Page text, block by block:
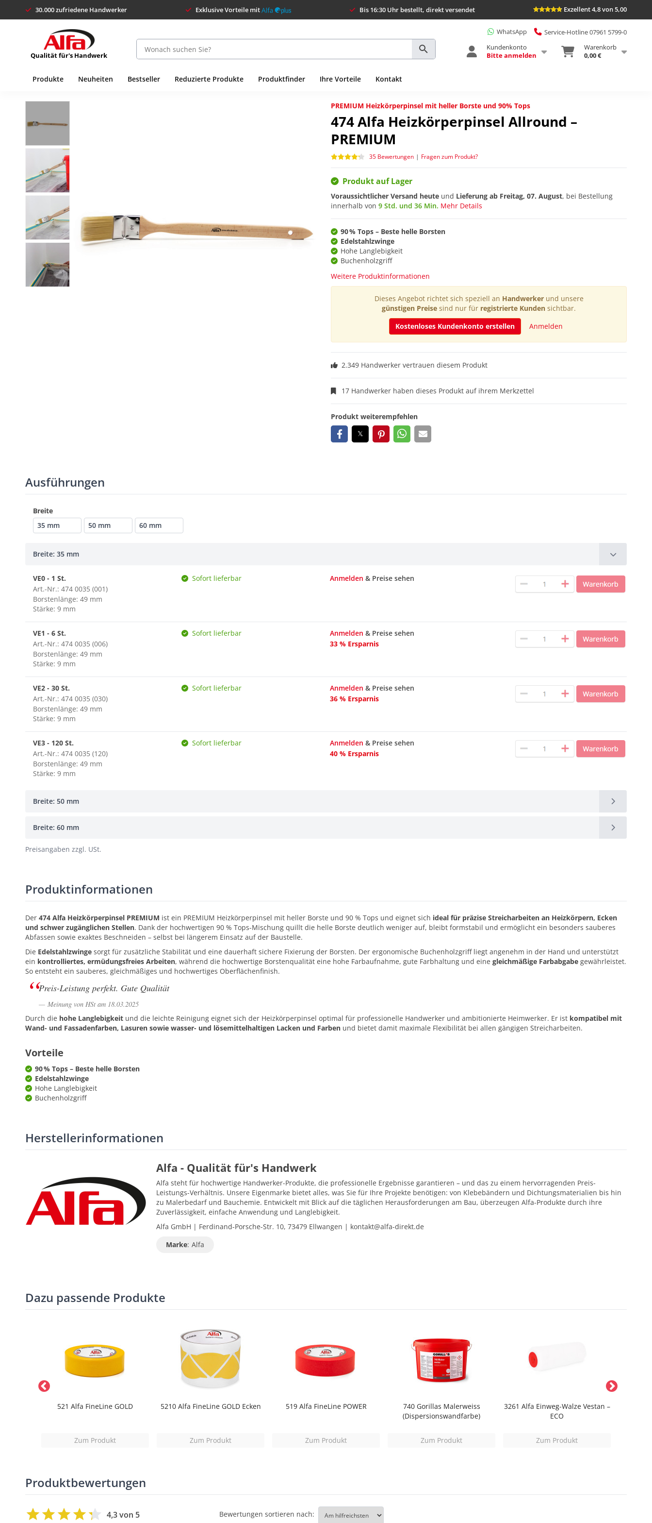
30.000 zufriedene Handwerker Exklusive Vorteile mit Bis 16:30 Uhr bestellt, direkt versendet Exzellent 4,8 von 5,00
Qualität für's Handwerk
WhatsApp
Service-Hotline 07961 5799-0
Kundenkonto
Bitte anmelden
Warenkorb
0,00 €
Produkte Neuheiten Bestseller Reduzierte Produkte Produktfinder Ihre Vorteile Kontakt
PREMIUM Heizkörperpinsel mit heller Borste und 90% Tops
474Alfa Heizkörperpinsel Allround –
PREMIUM
35 Bewertungen | Fragen zum Produkt?
Produkt auf Lager
Voraussichtlicher Versand heute und Lieferung ab Freitag, 07. August, bei Bestellung
innerhalb von 9 Std. und 36 Min. Mehr Details
90 % Tops – Beste helle Borsten
Edelstahlzwinge
Hohe Langlebigkeit
Buchenholzgriff
Weitere Produktinformationen
Dieses Angebot richtet sich speziell an Handwerkerund unsere
günstigen Preise sind nur für registrierte Kunden sichtbar.
Kostenloses Kundenkonto erstellen
Anmelden
2.349 Handwerker vertrauen diesem Produkt
17 Handwerker haben dieses Produkt auf ihrem Merkzettel
Produkt weiterempfehlen
Ausführungen
Breite
35 mm
50 mm 60 mm
Breite: 35 mm
VE0 - 1 St.
Art.-Nr.: 474 0035 (001)
Borstenlänge: 49 mm
Stärke: 9 mm
Sofort lieferbar Anmelden & Preise sehen
VE1 - 6 St.
Art.-Nr.: 474 0035 (006)
Borstenlänge: 49 mm
Stärke: 9 mm
Sofort lieferbar Anmelden & Preise sehen
33 % Ersparnis
VE2 - 30 St.
Art.-Nr.: 474 0035 (030)
Borstenlänge: 49 mm
Stärke: 9 mm
Sofort lieferbar Anmelden & Preise sehen
36 % Ersparnis
VE3 - 120 St.
Art.-Nr.: 474 0035 (120)
Borstenlänge: 49 mm
Stärke: 9 mm
Sofort lieferbar Anmelden & Preise sehen
40 % Ersparnis
Breite: 50 mm
Breite: 60 mm
Preisangaben zzgl. USt.
Produktinformationen
Der 474 Alfa Heizkörperpinsel PREMIUM ist ein PREMIUM Heizkörperpinsel mit heller Borste und 90 % Tops und eignet sich ideal für präzise Streicharbeiten an Heizkörpern, Ecken
und schwer zugänglichen Stellen. Dank der hochwertigen 90 % Tops-Mischung quillt die helle Borste deutlich weniger auf, bleibt formstabil und ermöglicht ein besonders sauberes
Abfassen sowie exaktes Beschneiden – selbst bei längerem Einsatz auf der Baustelle.
Die Edelstahlzwinge sorgt für zusätzliche Stabilität und eine dauerhaft sichere Fixierung der Borsten. Der ergonomische Buchenholzgriff liegt angenehm in der Hand und unterstützt
ein kontrolliertes, ermüdungsfreies Arbeiten, während die hochwertige Borstenqualität eine hohe Farbaufnahme, gute Farbhaltung und eine gleichmäßige Farbabgabe gewährleistet.
So entsteht ein sauberes, gleichmäßiges und hochwertiges Oberflächenfinish.
Preis-Leistung perfekt. Gute Qualität
Meinung von HSt am 18.03.2025
Durch die hohe Langlebigkeit und die leichte Reinigung eignet sich der Heizkörperpinsel optimal für professionelle Handwerker und ambitionierte Heimwerker. Er ist kompatibel mit
Wand- und Fassadenfarben, Lasuren sowie wasser- und lösemittelhaltigen Lacken und Farben und bietet damit maximale Flexibilität bei allen gängigen Streicharbeiten.
Vorteile
90 % Tops – Beste helle Borsten
Edelstahlzwinge
Hohe Langlebigkeit
Buchenholzgriff
Herstellerinformationen
Alfa - Qualität für's Handwerk
Alfa steht für hochwertige Handwerker-Produkte, die professionelle Ergebnisse garantieren – und das zu einem hervorragenden Preis-
Leistungs-Verhältnis. Unsere Eigenmarke bietet alles, was Sie für Ihre Projekte benötigen: von Klebebändern und Dichtungsmaterialien bis hin
zu Malerbedarf und Bauchemie. Entwickelt mit Blick auf die täglichen Herausforderungen am Bau, überzeugen Alfa-Produkte durch ihre
Zuverlässigkeit, einfache Anwendung und Langlebigkeit.
Alfa GmbH | Ferdinand-Porsche-Str. 10, 73479 Ellwangen | kontakt@alfa-direkt.de
Marke: Alfa
Dazu passende Produkte
521 Alfa FineLine GOLD
Zum Produkt
5210 Alfa FineLine GOLD Ecken
Zum Produkt
519 Alfa FineLine POWER
Zum Produkt
740 Gorillas Malerweiss
(Dispersionswandfarbe)
Zum Produkt
3261 Alfa Einweg-Walze Vestan –
ECO
Zum Produkt
Produktbewertungen
4,3 von 5 Bewertungen sortieren nach: